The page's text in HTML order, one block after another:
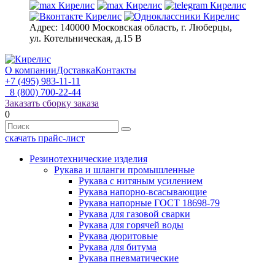
Адрес: 140000 Московская область, г. Люберцы,
ул. Котельническая, д.15 В
О компанииДоставкаКонтакты
+7 (495) 983-11-11
8 (800) 700-22-44
Заказать сборку заказа
0
скачать прайс-лист
Резинотехнические изделия
Рукава и шланги промышленные
Рукава с нитяным усилением
Рукава напорно-всасывающие
Рукава напорные ГОСТ 18698-79
Рукава для газовой сварки
Рукава для горячей воды
Рукава дюритовые
Рукава для битума
Рукава пневматические